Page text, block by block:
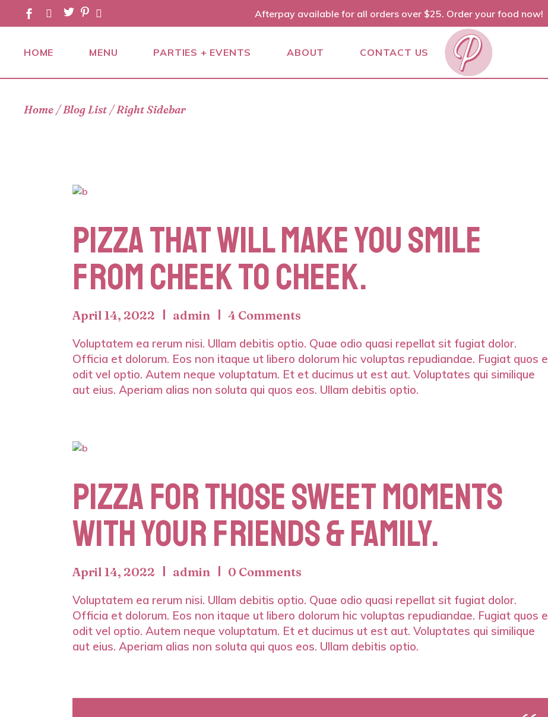
Afterpay available for all orders over $25. Order your food now!
HOME MENU PARTIES + EVENTS
PARTIES
ABOUT CONTACT US
Home Blog List Right Sidebar
PIZZA THAT WILL MAKE YOU SMILE
FROM CHEEK TO CHEEK.
April 14, 2022 admin 4 Comments
Voluptatem ea rerum nisi. Ullam debitis optio. Quae odio quasi repellat sit fugiat dolor.
Officia et dolorum. Eos non itaque ut libero dolorum hic voluptas repudiandae. Fugiat quos
odit vel optio. Autem neque voluptatum. Et et ducimus ut est aut. Voluptates qui similique
aut eius. Aperiam alias non soluta qui quos eos. Ullam debitis optio.
PIZZA FOR THOSE SWEET MOMENTS
WITH YOUR FRIENDS & FAMILY.
April 14, 2022 admin 0 Comments
Voluptatem ea rerum nisi. Ullam debitis optio. Quae odio quasi repellat sit fugiat dolor.
Officia et dolorum. Eos non itaque ut libero dolorum hic voluptas repudiandae. Fugiat quos
odit vel optio. Autem neque voluptatum. Et et ducimus ut est aut. Voluptates qui similique
aut eius. Aperiam alias non soluta qui quos eos. Ullam debitis optio.